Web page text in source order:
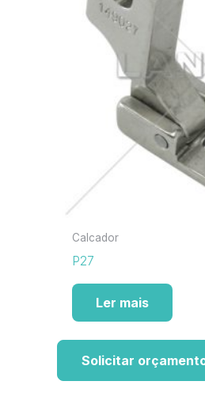
Calcador
P27
Ler mais
Solicitar